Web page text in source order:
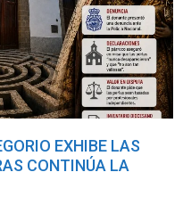
EXHIBE LAS
CONTINÚA LA